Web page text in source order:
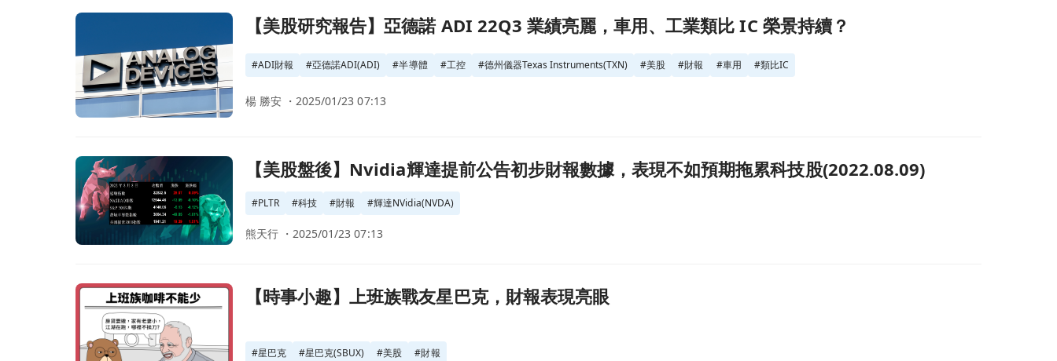
前往【美股研究報告】亞德諾 ADI 22Q3 業績亮麗，車用、工業類比 IC 榮景持續？頁面
【美股研究報告】亞德諾 ADI 22Q3 業績亮麗，車用、工業類比 IC 榮景持續？
#ADI財報 #亞德諾ADI(ADI) #半導體 #工控 #德州儀器Texas Instruments(TXN) #美股 #財報 #車用 #類比IC
楊 勝安 ・ 2025/01/23 07:13
前往【美股盤後】Nvidia輝達提前公告初步財報數據，表現不如預期拖累科技股(2022.08.09)頁面
【美股盤後】Nvidia輝達提前公告初步財報數據，表現不如預期拖累科技股(2022.08.09)
#PLTR #科技 #財報 #輝達NVidia(NVDA)
熊天行 ・ 2025/01/23 07:13
前往【時事小趣】上班族戰友星巴克，財報表現亮眼頁面【時事小趣】上班族戰友星巴克，財報表現亮眼
#星巴克 #星巴克(SBUX) #美股 #財報